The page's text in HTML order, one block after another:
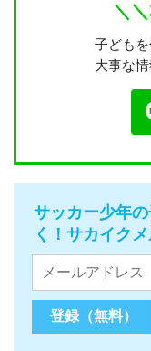
＼
子ども
大事な
サッカー少年
く！サカイク